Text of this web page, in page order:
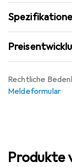
Rechtliche
Meldeformular
Produkte